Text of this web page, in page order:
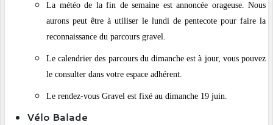
La météo de la fin de semaine est annoncée orageuse. Nous
aurons peut être à utiliser le lundi de pentecote pour faire la
reconnaissance du parcours gravel.
Le calendrier des parcours du dimanche est à jour, vous pouvez
le consulter dans votre espace adhérent.
Le rendez-vous Gravel est fixé au dimanche 19 juin.
Vélo Balade